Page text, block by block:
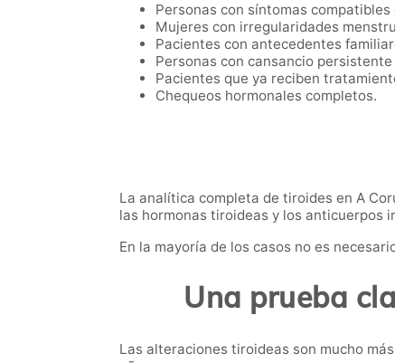
Personas con síntomas
Mujeres con irregularidades
Pacientes con antecedentes
Personas con cansancio
Pacientes que ya reciben
Chequeos hormonales completos.
La analítica completa de tiroides en A
las hormonas tiroideas y los anticuerpos
En la mayoría de los casos no es
Una prueba
Las alteraciones tiroideas son mucho